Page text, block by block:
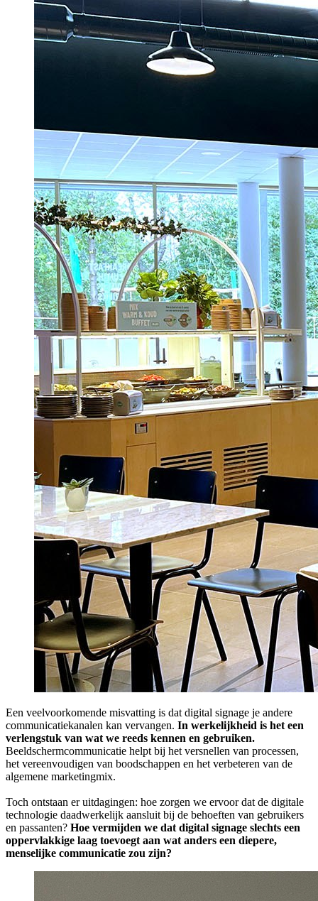
Een veelvoorkomende misvatting is dat digital signage je andere
communicatiekanalen kan vervangen. In werkelijkheid is het een
verlengstuk van wat we reeds kennen en gebruiken.
Beeldschermcommunicatie helpt bij het versnellen van processen,
het vereenvoudigen van boodschappen en het verbeteren van de
algemene marketingmix.
Toch ontstaan er uitdagingen: hoe zorgen we ervoor dat de digitale
technologie daadwerkelijk aansluit bij de behoeften van gebruikers
en passanten? Hoe vermijden we dat digital signage slechts een
oppervlakkige laag toevoegt aan wat anders een diepere,
menselijke communicatie zou zijn?